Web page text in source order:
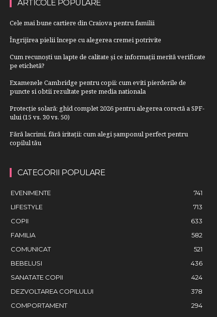
ARTICOLE POPULARE
Cele mai bune cartiere din Craiova pentru familii
Îngrijirea pielii începe cu alegerea cremei potrivite
Cum recunoști un lapte de calitate și ce informații merită verificate
pe etichetă?
Examenele Cambridge pentru copii: cum eviti pierderile de
puncte si obtii rezultate peste media nationala
Protecție solară: ghid complet 2026 pentru alegerea corectă a SPF-
ului (15 vs. 30 vs. 50)
Fără lacrimi, fără iritații: cum alegi șamponul perfect pentru
copilul tău
CATEGORII POPULARE
EVENIMENTE
741
LIFESTYLE
713
COPII
633
FAMILIA
582
COMUNICAT
521
BEBELUSI
436
SANATATE COPII
424
DEZVOLTAREA COPILULUI
378
COMPORTAMENT
294